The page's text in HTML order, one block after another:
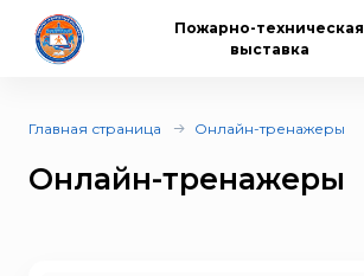
Пожарно-техническая
выставка
Главная страница Онлайн-тренажеры
Онлайн-тренажеры